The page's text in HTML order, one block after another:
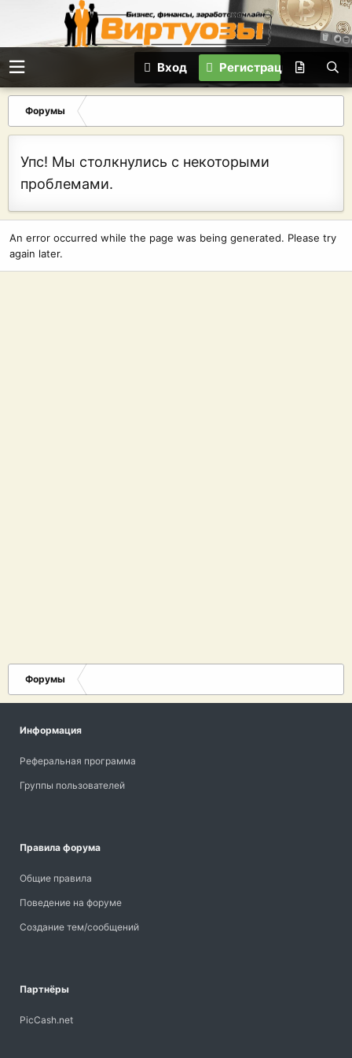
Вход Регистрация
Форумы
Упс! Мы столкнулись с некоторыми
проблемами.
An error occurred while the page was being generated. Please try
again later.
Форумы
Информация
Реферальная программа
Группы пользователей
Правила форума
Общие правила
Поведение на форуме
Создание тем/сообщений
Партнёры
PicCash.net